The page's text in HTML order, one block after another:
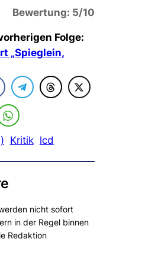
Bewertung: 5/10
Folge:
„Spieglein,
Kritik lcd
nicht sofort
in der Regel binnen
Redaktion